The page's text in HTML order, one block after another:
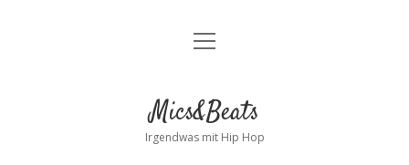
Kontakt
facebookinstagram
bandcamp
spotify
Menü
Mics&Beats
Irgendwas mit Hip Hop